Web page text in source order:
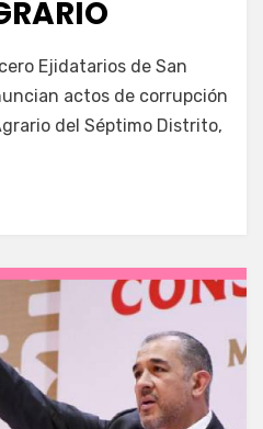
Ejidatarios de San
actos de corrupción
del Séptimo Distrito,